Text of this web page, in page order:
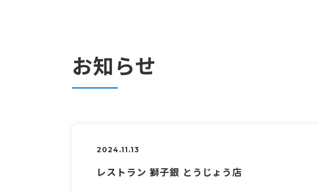
お知らせ
2024.11.13
レストラン 獅子銀 とうじょう店